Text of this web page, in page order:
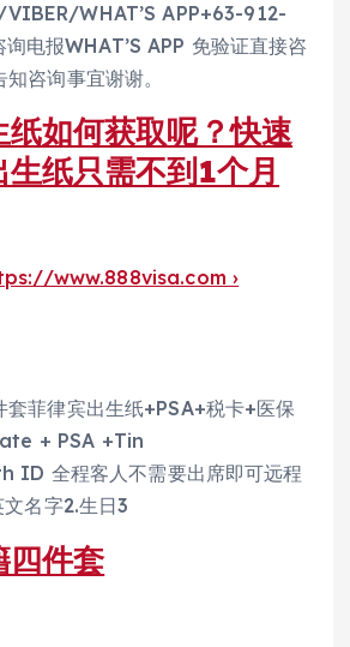
WHAT’S APP+63-912-
电报WHAT’S APP 免验证直接咨
咨询事宜谢谢。
如何获取呢？快速
纸只需不到1个月
www.888visa.com ›
套菲律宾出生纸+PSA+税卡+医保
+ PSA +Tin
ID 全程客人不需要出席即可远程
名字2.生日3
四件套